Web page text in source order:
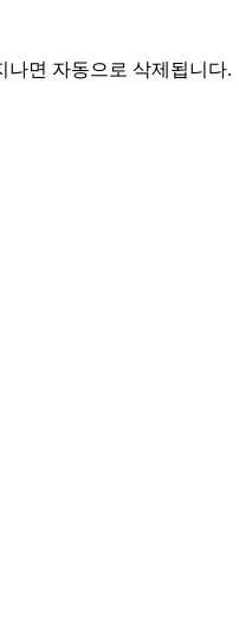
나면 자동으로 삭제됩니다.